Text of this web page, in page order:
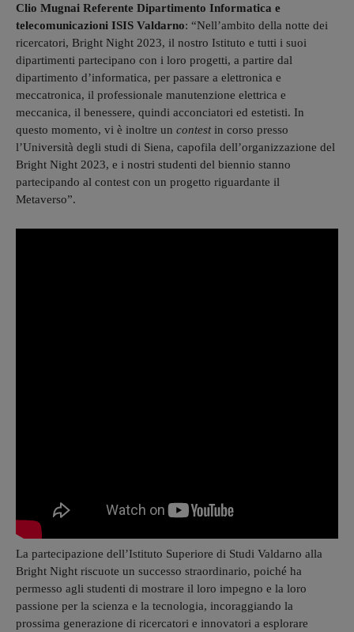
Clio Mugnai Referente Dipartimento Informatica e
telecomunicazioni ISIS Valdarno: “Nell’ambito della notte dei
ricercatori, Bright Night 2023, il nostro Istituto e tutti i suoi
dipartimenti partecipano con i loro progetti, a partire dal
dipartimento d’informatica, per passare a elettronica e
meccatronica, il professionale manutenzione elettrica e
meccanica, il benessere, quindi acconciatori ed estetisti. In
questo momento, vi è inoltre un contest in corso presso
l’Università degli studi di Siena, capofila dell’organizzazione del
Bright Night 2023, e i nostri studenti del biennio stanno
partecipando al contest con un progetto riguardante il
Metaverso”.
La partecipazione dell’Istituto Superiore di Studi Valdarno alla
Bright Night riscuote un successo straordinario, poiché ha
permesso agli studenti di mostrare il loro impegno e la loro
passione per la scienza e la tecnologia, incoraggiando la
prossima generazione di ricercatori e innovatori a esplorare